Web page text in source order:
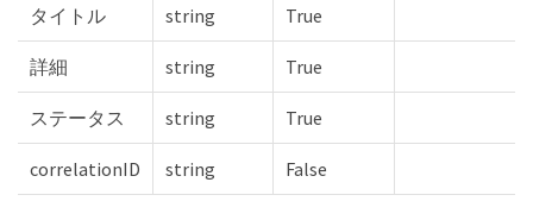
タイトル string True
詳細 string True
ステータス string True
correlationID string False